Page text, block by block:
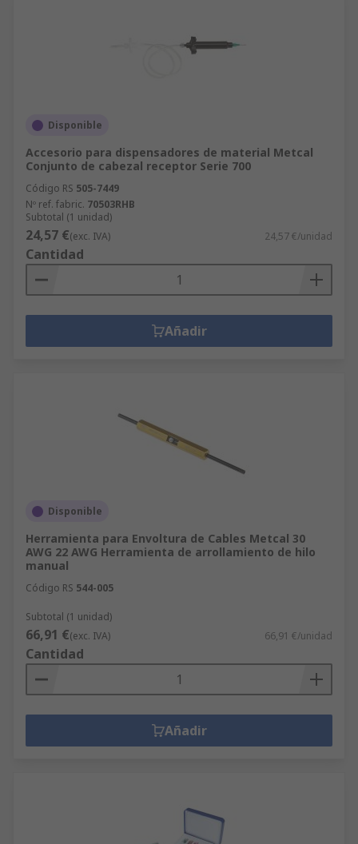
Disponible
Accesorio para dispensadores de material Metcal
Conjunto de cabezal receptor Serie 700
Código RS 505-7449
Nº ref. fabric. 70503RHB
Subtotal (1 unidad)
24,57 €(exc. IVA) 24,57 €/unidad
Cantidad
Añadir
Disponible
Herramienta para Envoltura de Cables Metcal 30
AWG 22 AWG Herramienta de arrollamiento de hilo
manual
Código RS 544-005
Subtotal (1 unidad)
66,91 €(exc. IVA) 66,91 €/unidad
Cantidad
Añadir